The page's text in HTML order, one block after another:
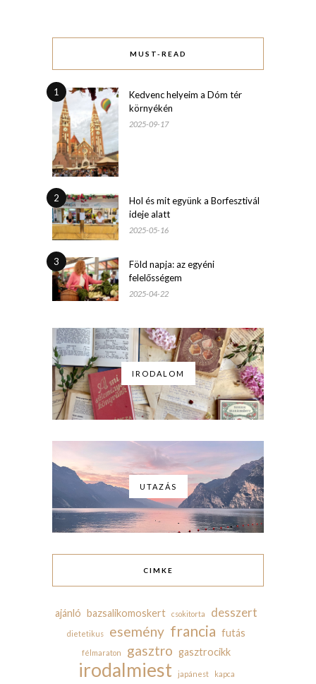
MUST-READ
1
Kedvenc helyeim a Dóm tér
környékén
2025-09-17
2
Hol és mit együnk a Borfesztivál
ideje alatt
2025-05-16
3
Föld napja: az egyéni
felelősségem
2025-04-22
IRODALOM
UTAZÁS
CIMKE
ajánló bazsalikomoskert csokitorta desszert
dietetikus esemény francia futás
félmaraton gasztro gasztrocikk
irodalmiest japánest kapca